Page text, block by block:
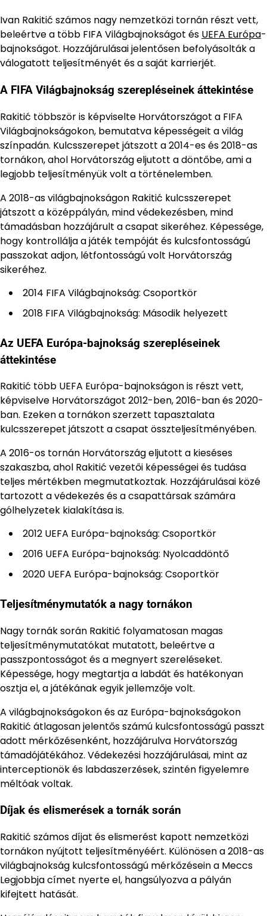
Ivan Rakitić számos nagy nemzetközi tornán részt vett,
beleértve a több FIFA Világbajnokságot és UEFA Európa-
bajnokságot. Hozzájárulásai jelentősen befolyásolták a
válogatott teljesítményét és a saját karrierjét.
A FIFA Világbajnokság szerepléseinek áttekintése
Rakitić többször is képviselte Horvátországot a FIFA
Világbajnokságokon, bemutatva képességeit a világ
színpadán. Kulcsszerepet játszott a 2014-es és 2018-as
tornákon, ahol Horvátország eljutott a döntőbe, ami a
legjobb teljesítményük volt a történelemben.
A 2018-as világbajnokságon Rakitić kulcsszerepet
játszott a középpályán, mind védekezésben, mind
támadásban hozzájárult a csapat sikeréhez. Képessége,
hogy kontrollálja a játék tempóját és kulcsfontosságú
passzokat adjon, létfontosságú volt Horvátország
sikeréhez.
2014 FIFA Világbajnokság: Csoportkör
2018 FIFA Világbajnokság: Második helyezett
Az UEFA Európa-bajnokság szerepléseinek
áttekintése
Rakitić több UEFA Európa-bajnokságon is részt vett,
képviselve Horvátországot 2012-ben, 2016-ban és 2020-
ban. Ezeken a tornákon szerzett tapasztalata
kulcsszerepet játszott a csapat összteljesítményében.
A 2016-os tornán Horvátország eljutott a kieséses
szakaszba, ahol Rakitić vezetői képességei és tudása
teljes mértékben megmutatkoztak. Hozzájárulásai közé
tartozott a védekezés és a csapattársak számára
gólhelyzetek kialakítása is.
2012 UEFA Európa-bajnokság: Csoportkör
2016 UEFA Európa-bajnokság: Nyolcaddöntő
2020 UEFA Európa-bajnokság: Csoportkör
Teljesítménymutatók a nagy tornákon
Nagy tornák során Rakitić folyamatosan magas
teljesítménymutatókat mutatott, beleértve a
passzpontosságot és a megnyert szereléseket.
Képessége, hogy megtartja a labdát és hatékonyan
osztja el, a játékának egyik jellemzője volt.
A világbajnokságokon és az Európa-bajnokságokon
Rakitić átlagosan jelentős számú kulcsfontosságú passzt
adott mérkőzésenként, hozzájárulva Horvátország
támadójátékához. Védekezési hozzájárulásai, mint az
interceptionök és labdaszerzések, szintén figyelemre
méltóak voltak.
Díjak és elismerések a tornák során
Rakitić számos díjat és elismerést kapott nemzetközi
tornákon nyújtott teljesítményéért. Különösen a 2018-as
világbajnokság kulcsfontosságú mérkőzésein a Meccs
Legjobbja címet nyerte el, hangsúlyozva a pályán
kifejtett hatását.